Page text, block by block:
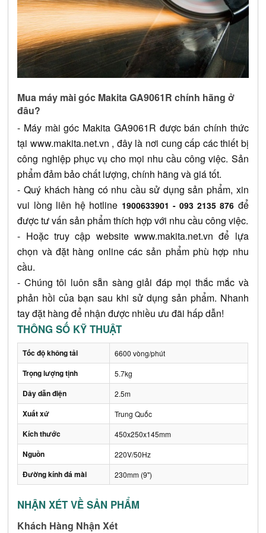
Mua máy mài góc Makita GA9061R chính hãng ở
đâu?
- Máy mài góc Makita GA9061R được bán chính thức
tại www.makita.net.vn , đây là nơi cung cấp các thiết bị
công nghiệp phục vụ cho mọi nhu cầu công việc. Sản
phẩm đảm bảo chất lượng, chính hãng và giá tốt.
- Quý khách hàng có nhu cầu sử dụng sản phẩm, xin
vui lòng liên hệ hotline 1900633901 - 093 2135 876 để
được tư vấn sản phẩm thích hợp với nhu cầu công việc.
- Hoặc truy cập website www.makita.net.vn để lựa
chọn và đặt hàng online các sản phẩm phù hợp nhu
cầu.
- Chúng tôi luôn sẵn sàng giải đáp mọi thắc mắc và
phản hồi của bạn sau khi sử dụng sản phẩm. Nhanh
tay đặt hàng để nhận được nhiều ưu đãi hấp dẫn!
THÔNG SỐ KỸ THUẬT
Tốc độ không tải 6600 vòng/phút
Trọng lượng tịnh 5.7kg
Dây dẫn điện 2.5m
Xuất xứ Trung Quốc
Kích thước 450x250x145mm
Nguồn 220V/50Hz
Đường kính đá mài 230mm (9")
NHẬN XÉT VỀ SẢN PHẨM
Khách Hàng Nhận Xét